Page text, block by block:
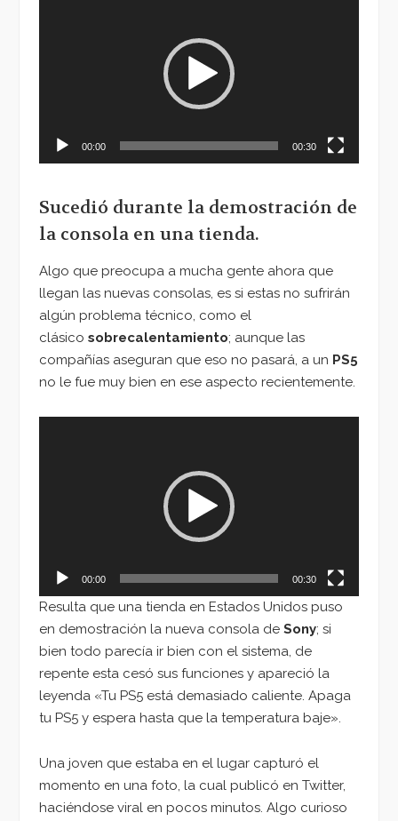
00:00 00:30
Sucedió durante la demostración de
la consola en una tienda.
Algo que preocupa a mucha gente ahora que
llegan las nuevas consolas, es si estas no sufrirán
algún problema técnico, como el
clásico sobrecalentamiento; aunque las
compañías aseguran que eso no pasará, a un PS5
no le fue muy bien en ese aspecto recientemente.
00:00 00:30
Resulta que una tienda en Estados Unidos puso
en demostración la nueva consola de Sony; si
bien todo parecía ir bien con el sistema, de
repente esta cesó sus funciones y apareció la
leyenda «Tu PS5 está demasiado caliente. Apaga
tu PS5 y espera hasta que la temperatura baje».
Una joven que estaba en el lugar capturó el
momento en una foto, la cual publicó en Twitter,
haciéndose viral en pocos minutos. Algo curioso